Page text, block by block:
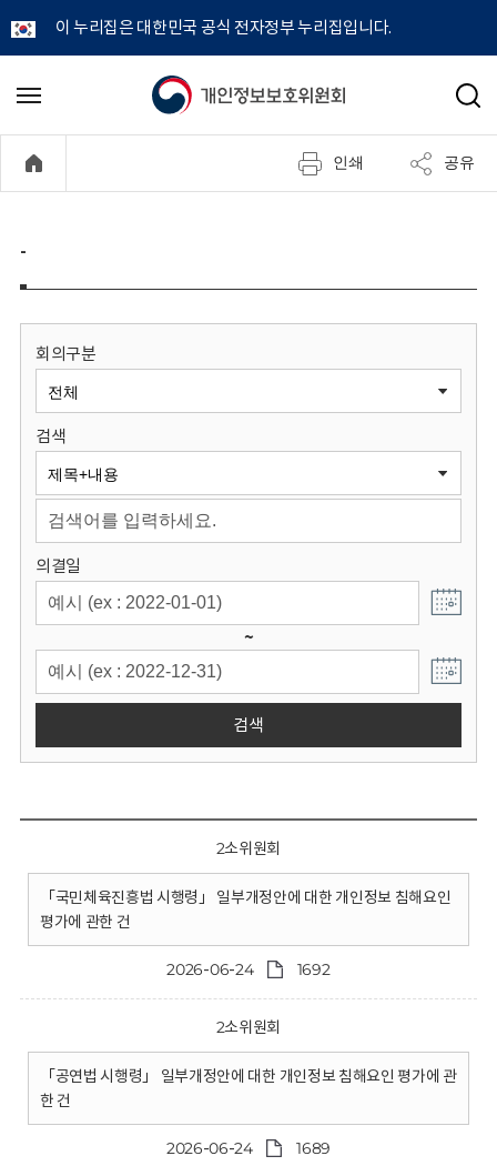
이 누리집은 대한민국 공식 전자정부 누리집입니다.
개
정
보
원
회
메
기
검
인쇄 공유
-
회의구분
검색
의결일
~
검색
2소위원회
「국민체육진흥법 시행령」 일부개정안에 대한 개인정보 침해요인
평가에 관한 건
2026-06-24 1692
2소위원회
「공연법 시행령」 일부개정안에 대한 개인정보 침해요인 평가에 관
한 건
2026-06-24 1689